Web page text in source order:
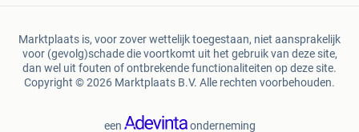
Marktplaats is, voor zover wettelijk toegestaan, niet aansprakelijk
voor (gevolg)schade die voortkomt uit het gebruik van deze site,
dan wel uit fouten of ontbrekende functionaliteiten op deze site.
Copyright © 2026 Marktplaats B.V. Alle rechten voorbehouden.
een onderneming